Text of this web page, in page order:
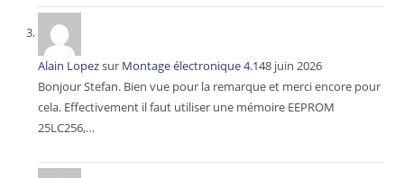
Alain Lopezsur Montage électronique 4.148 juin 2026
Bonjour Stefan. Bien vue pour la remarque et merci encore pour
cela. Effectivement il faut utiliser une mémoire EEPROM
25LC256,…